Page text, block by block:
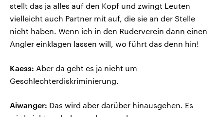
stellt das ja alles auf den Kopf und zwingt Leuten
vielleicht auch Partner mit auf, die sie an der Stelle
nicht haben. Wenn ich in den Ruderverein dann einen
Angler einklagen lassen will, wo führt das denn hin!
Kaess: Aber da geht es ja nicht um
Geschlechterdiskriminierung.
Aiwanger: Das wird aber darüber hinausgehen. Es